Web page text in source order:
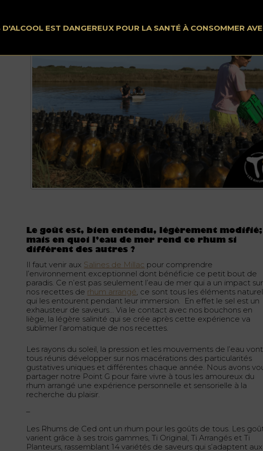
D'ALCOOL EST DANGEREUX POUR LA SANTÉ À CONSOMMER
Le goût est, bien entendu, légèrement modifié;
mais en quoi l’eau de mer rend ce rhum si
différent des autres ?
Il faut venir aux Salines de Millac pour comprendre
l’environnement exceptionnel dont bénéficie ce petit bout de
paradis. Ce n’est pas seulement l’eau de mer qui a un impact sur
nos recettes de rhum arrangé, ce sont tous les éléments
qui les entourent pendant leur immersion. En effet le sel est un
exhausteur de saveurs… Via le contact avec nos bouchons en
liège, la légère salinité qui se crée après cette expérience va
sublimer l’aromatique de nos recettes.
Les rayons du soleil, la pression et les mouvements de l’eau vont
tous réunis développer sur nos macérations des particularités
gustatives uniques et différentes chaque année. Nous avons
partager notre Point G pour faire vivre à tous les amoureux du
rhum arrangé une expérience personnelle et sensorielle à la
recherche du plaisir.
–
Les Rhums de Ced ont un rhum pour les goûts de tous. Les
varient grâce à ses trois gammes, Ti Original, Ti Arrangés et Ti
Planteurs, rassemblant 14 variétés de saveurs qui s’adaptent aux